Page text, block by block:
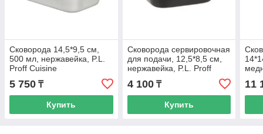
Сковорода 14,5*9,5 см,
500 мл, нержавейка, P.L.
Proff Cuisine
5 750 ₸
Купить
Сковорода сервировочная
для подачи, 12,5*8,5 см,
нержавейка, P.L. Proff
4 100₸
Купить
11